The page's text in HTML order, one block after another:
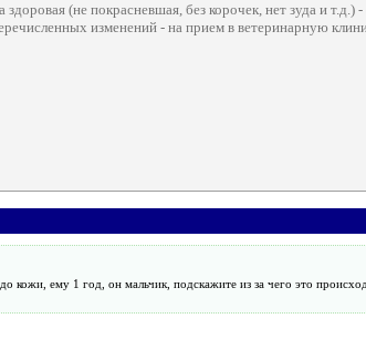
(не покрасневшая, без корочек, нет зуда и
изменений - на прием в ветеринарную
кожи, ему 1 год, он мальчик, подскажите из за чего это